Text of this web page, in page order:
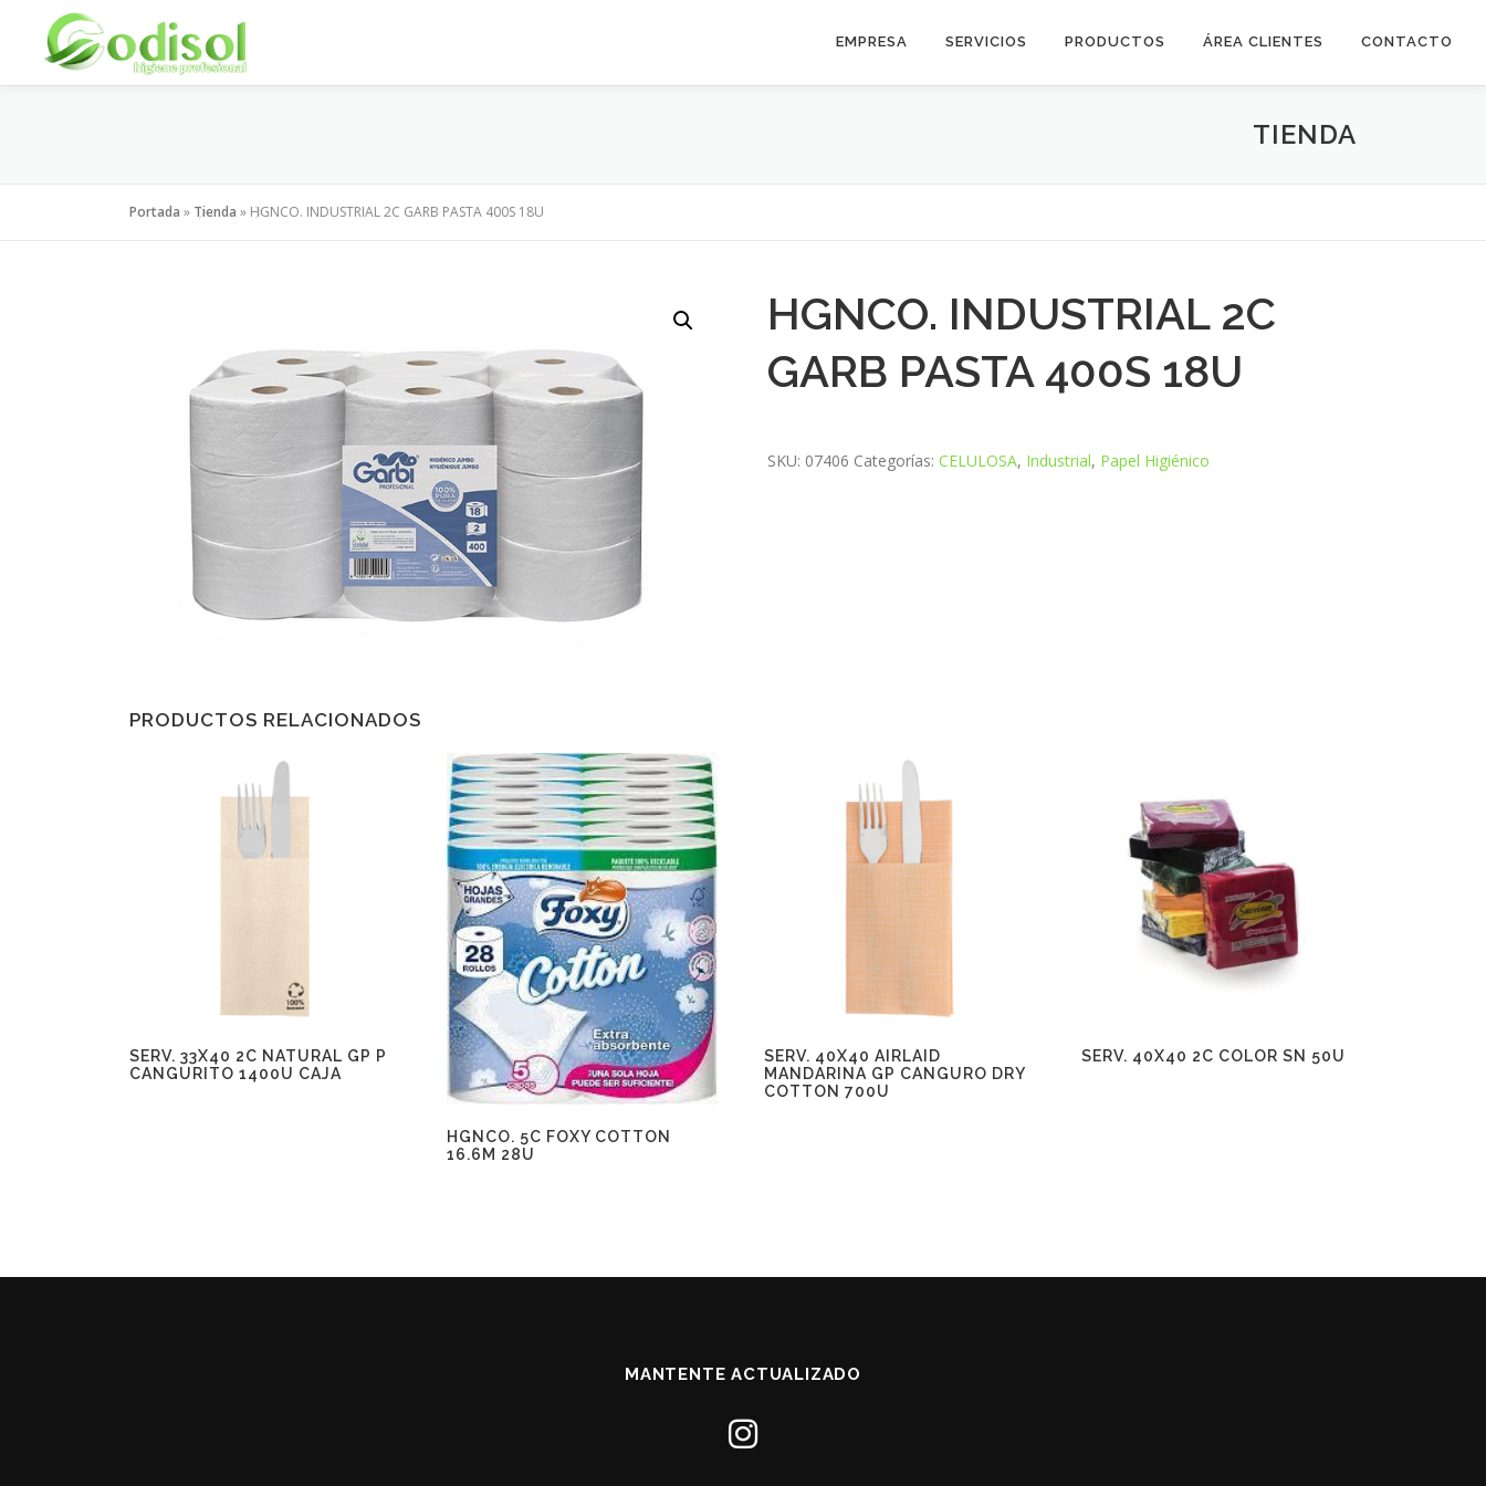
contenido
EMPRESA SERVICIOS PRODUCTOS ÁREA CLIENTES CONTACTO
TIENDA
Portada » Tienda » HGNCO. INDUSTRIAL 2C GARB PASTA 400S 18U
HGNCO. INDUSTRIAL 2C
GARB PASTA 400S 18U
SKU: 07406 Categorías:CELULOSA, Industrial, Papel Higiénico
PRODUCTOS RELACIONADOS
SERV. 33X40 2C NATURAL GP P
CANGURITO 1400U CAJA
HGNCO. 5C FOXY COTTON
16.6M 28U
SERV. 40X40 AIRLAID
MANDARINA GP CANGURO DRY
COTTON 700U
SERV. 40X40 2C COLOR SN 50U
MANTENTE ACTUALIZADO